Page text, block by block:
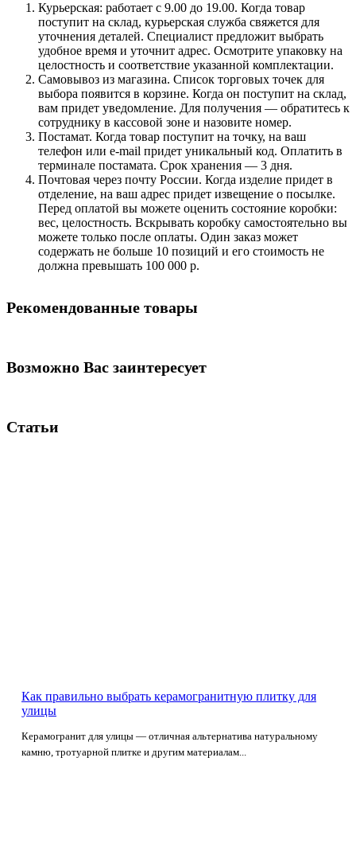
Курьерская: работает с 9.00 до 19.00. Когда товар
поступит на склад, курьерская служба свяжется для
уточнения деталей. Специалист предложит выбрать
удобное время и уточнит адрес. Осмотрите упаковку на
целостность и соответствие указанной комплектации.
Самовывоз из магазина. Список торговых точек для
выбора появится в корзине. Когда он поступит на склад,
вам придет уведомление. Для получения — обратитесь к
сотруднику в кассовой зоне и назовите номер.
Постамат. Когда товар поступит на точку, на ваш
телефон или e-mail придет уникальный код. Оплатить в
терминале постамата. Срок хранения — 3 дня.
Почтовая через почту России. Когда изделие придет в
отделение, на ваш адрес придет извещение о посылке.
Перед оплатой вы можете оценить состояние коробки:
вес, целостность. Вскрывать коробку самостоятельно вы
можете только после оплаты. Один заказ может
содержать не больше 10 позиций и его стоимость не
должна превышать 100 000 р.
Рекомендованные товары
Возможно Вас заинтересует
Статьи
Как правильно выбрать керамогранитную плитку для
улицы
Керамогранит для улицы — отличная альтернатива натуральному
камню, тротуарной плитке и другим материалам...